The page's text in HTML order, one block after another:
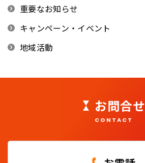
重要なお知らせ
キャンペーン・イベント
地域活動
お問合せ
CONTACT